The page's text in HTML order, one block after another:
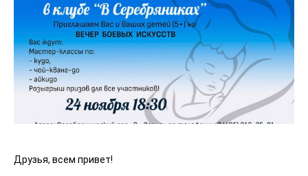
Друзья, всем привет!